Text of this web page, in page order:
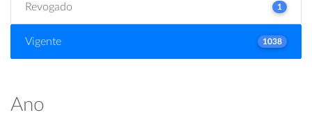
Revogado 1
Vigente 1038
Ano